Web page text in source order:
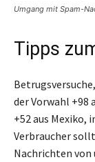
Umgang mit Spam-
Tipps
der Vorwahl +98
+52 aus Mexiko,
Verbraucher
Nachrichten